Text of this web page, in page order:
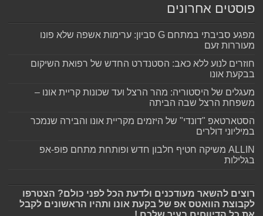
פוסטים אחרונים
מפגע סביבתי במתחם G סביון: ערימות אשפה שלא פונו
מעוררות זעם
חוזרים לנוע ללא כאב: הסטנדרט החדש של רפואת השיקום
בבקעת אונו
מעגלים של היסטוריה: מהר הרצל ועד שכונות קריית אונו –
משפחת הרצל שבה הביתה
הסטארטאפ "דונדי" של היזמים מקריית אונו והבירה שנמכר
במיליוני דולרים
ALLIN משיקה חטיף חלבון חדש ופותחת מתחם פופ-אפ
בגלילות
רוצים להשאר מעודכנים ולדעת הכל לפני כולם? הצטרפו
לקבוצת הוואטס אפ של בקעת אונו ותהיו הראשונים לקבל